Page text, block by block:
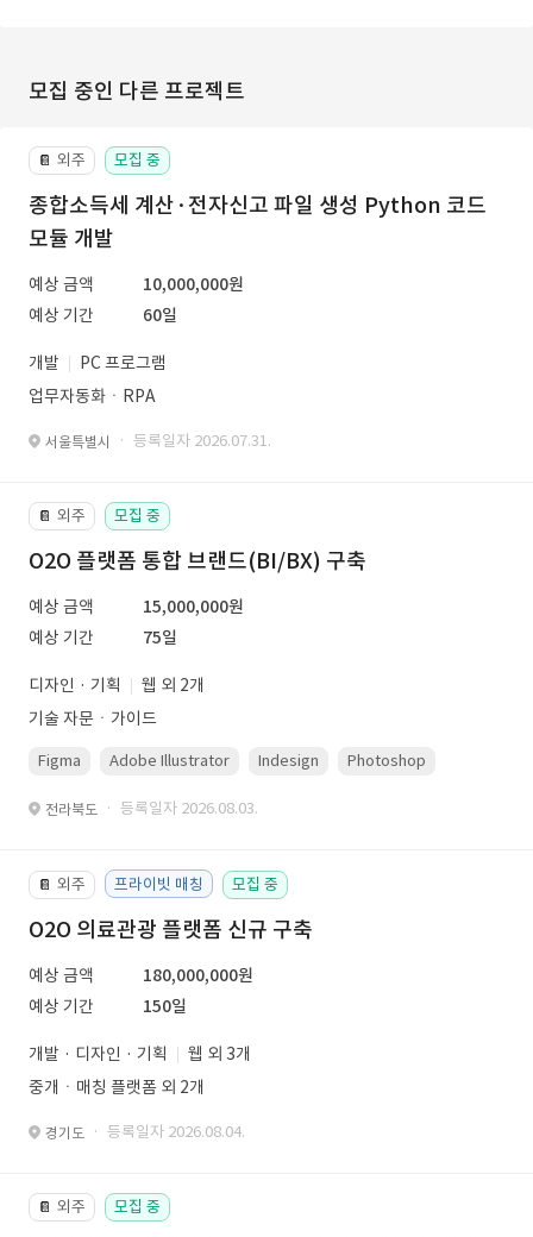
모집 중인 다른 프로젝트
📔 외주 모집 중
종합소득세 계산·전자신고 파일 생성 Python 코드
모듈 개발
예상 금액
10,000,000원
예상 기간
60일
개발
PC 프로그램
업무자동화ㆍRPA
서울특별시 · 등록일자 2026.07.31.
📔 외주 모집 중
O2O 플랫폼 통합 브랜드(BI/BX) 구축
예상 금액
15,000,000원
예상 기간
75일
디자인 · 기획
웹 외 2개
기술 자문ㆍ가이드
Figma Adobe Illustrator Indesign Photoshop
전라북도 · 등록일자 2026.08.03.
📔 외주 프라이빗 매칭 모집 중
O2O 의료관광 플랫폼 신규 구축
예상 금액
180,000,000원
예상 기간
150일
개발 · 디자인 · 기획
웹 외 3개
중개ㆍ매칭 플랫폼 외 2개
경기도 · 등록일자 2026.08.04.
📔 외주 모집 중